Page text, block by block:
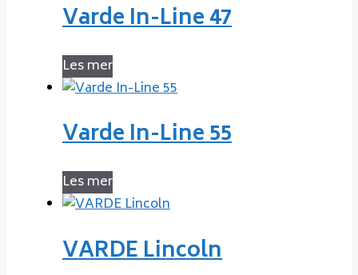
Varde In-Line 47
Les mer
Varde In-Line 55
Les mer
VARDE Lincoln